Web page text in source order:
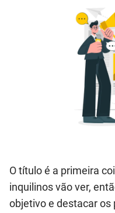
O título é a primeira
inquilinos vão ver,
objetivo e destacar